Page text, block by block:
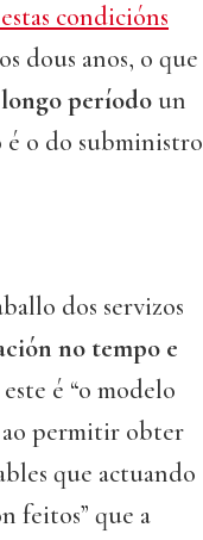
condicións
dous anos, o que
período un
é o do subministro
dos servizos
no tempo e
é “o modelo
ao permitir obter
que actuando
feitos” que a